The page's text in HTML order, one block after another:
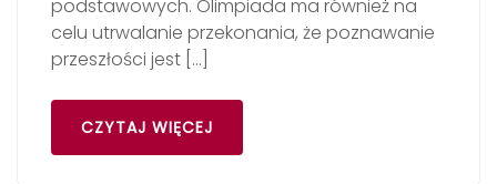
podstawowych. Olimpiada ma również na
celu utrwalanie przekonania, że poznawanie
przeszłości jest […]
CZYTAJ WIĘCEJ